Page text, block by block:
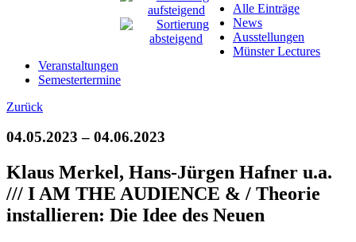
Alle Einträge
News
Ausstellungen
Münster Lectures
Veranstaltungen
Semestertermine
Zurück
04.05.2023 – 04.06.2023
Klaus Merkel, Hans-Jürgen Hafner u.a.
/// I AM THE AUDIENCE & / Theorie
installieren: Die Idee des Neuen